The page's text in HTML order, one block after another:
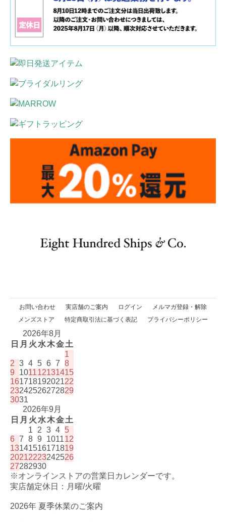
お問い合わせ 実店舗のご案内 ログイン
メルマガ登録・解除
メンズストア
特定商取引法に基づく表記 プライバシーポリシー
2026年8月
日 月 火 水木金土
1
2 3 4 5 6 7 8
9
101112131415
16171819202122
23242526272829
3031
2026年9月
日 月 火 水木金土
1
2 3 4 5
6 7 8 9 101112
13141516171819
20212223242526
27282930
※オンラインストアの営業日カレンダーです。
実店舗定休日：月曜/火曜
2026年 夏季休業のご案内